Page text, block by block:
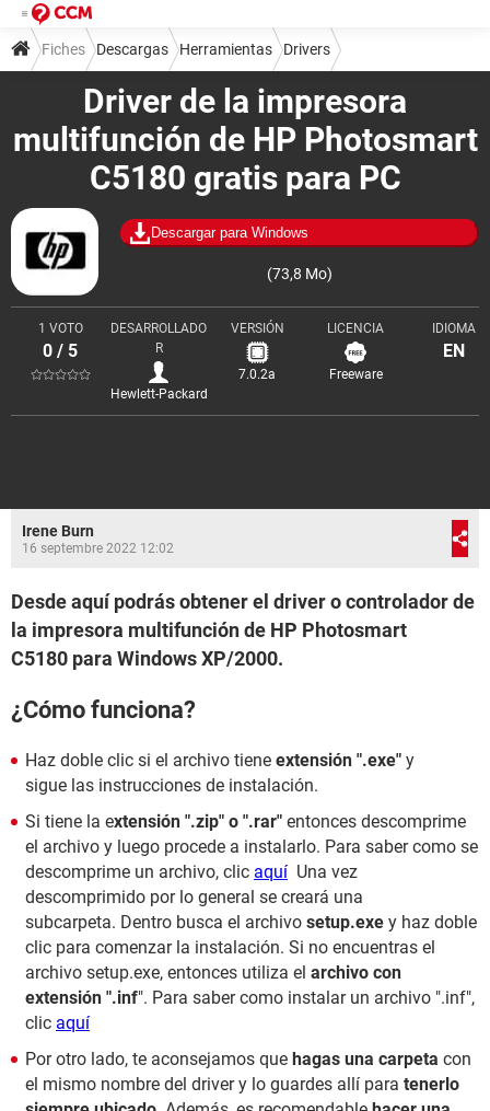
Driver de la impresora
multifunción de HP Photosmart
C5180 gratis para PC
Descargar para Windows
(73,8 Mo)
1 VOTO
0 / 5
DESARROLLADO
R
Hewlett-Packard
VERSIÓN
7.0.2a
LICENCIA
Freeware
IDIOMA
EN
Fiches Descargas Herramientas Drivers
Irene Burn
16 septembre 2022 12:02
Desde aquí podrás obtener el driver o controlador de
la impresora multifunción de HP Photosmart
C5180 para Windows XP/2000.
¿Cómo funciona?
Haz doble clic si el archivo tiene extensión ".exe" y
sigue las instrucciones de instalación.
Si tiene la extensión ".zip" o ".rar" entonces descomprime
el archivo y luego procede a instalarlo. Para saber como se
descomprime un archivo, clic aquí Una vez
descomprimido por lo general se creará una
subcarpeta. Dentro busca el archivo setup.exe y haz doble
clic para comenzar la instalación. Si no encuentras el
archivo setup.exe, entonces utiliza el archivo con
extensión ".inf". Para saber como instalar un archivo ".inf",
clic aquí
Por otro lado, te aconsejamos que hagas una carpeta con
el mismo nombre del driver y lo guardes allí para tenerlo